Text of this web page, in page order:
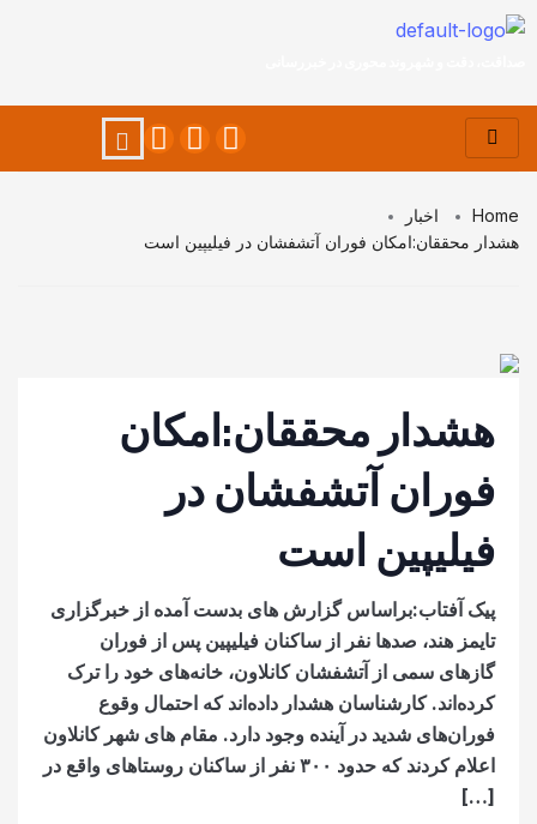
Home
اخبار
هشدار محققان:امکان فوران آتشفشان در فیلیپین است
هشدار محققان:امکان
فوران آتشفشان در
فیلیپین است
پیک آفتاب:براساس گزارش های بدست آمده از خبرگزاری
تایمز هند، صدها نفر از ساکنان فیلیپین پس از فوران
گازهای سمی از آتشفشان کانلاون، خانه‌های خود را ترک
کرده‌اند. کارشناسان هشدار داده‌اند که احتمال وقوع
فوران‌های شدید در آینده وجود دارد. مقام های شهر کانلاون
اعلام کردند که حدود ۳۰۰ نفر از ساکنان روستاهای واقع در
[…]